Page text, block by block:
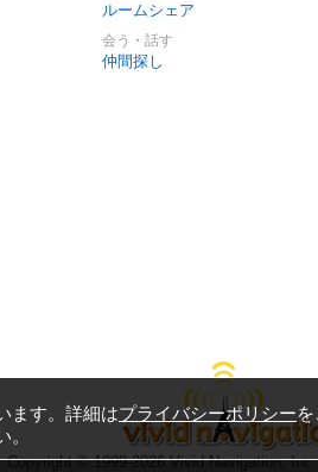
ルームシェア
会う・話す
仲間探し
Copyright © 1999-2026Vivid Navigation, Inc.
ます。詳細はプライバシーポリシー